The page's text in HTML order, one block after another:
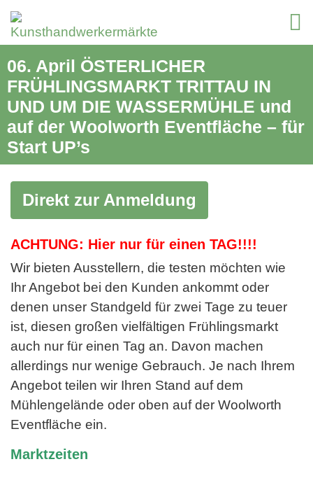
06. April ÖSTERLICHER
FRÜHLINGSMARKT TRITTAU IN
UND UM DIE WASSERMÜHLE und
auf der Woolworth Eventfläche – für
Start UP’s
Direkt zur Anmeldung
ACHTUNG: Hier nur für einen TAG!!!!
Wir bieten Ausstellern, die testen möchten wie
Ihr Angebot bei den Kunden ankommt oder
denen unser Standgeld für zwei Tage zu teuer
ist, diesen großen vielfältigen Frühlingsmarkt
auch nur für einen Tag an. Davon machen
allerdings nur wenige Gebrauch. Je nach Ihrem
Angebot teilen wir Ihren Stand auf dem
Mühlengelände oder oben auf der Woolworth
Eventfläche ein.
Marktzeiten